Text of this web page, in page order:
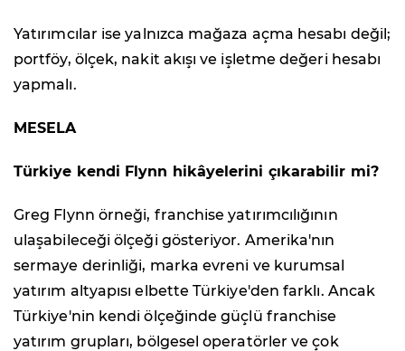
Yatırımcılar ise yalnızca mağaza açma hesabı değil;
portföy, ölçek, nakit akışı ve işletme değeri hesabı
yapmalı.
MESELA
Türkiye kendi Flynn hikâyelerini çıkarabilir mi?
Greg Flynn örneği, franchise yatırımcılığının
ulaşabileceği ölçeği gösteriyor. Amerika'nın
sermaye derinliği, marka evreni ve kurumsal
yatırım altyapısı elbette Türkiye'den farklı. Ancak
Türkiye'nin kendi ölçeğinde güçlü franchise
yatırım grupları, bölgesel operatörler ve çok